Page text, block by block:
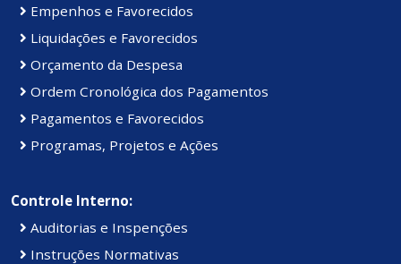
Empenhos e Favorecidos
Liquidações e Favorecidos
Orçamento da Despesa
Ordem Cronológica dos Pagamentos
Pagamentos e Favorecidos
Programas, Projetos e Ações
Controle Interno:
Auditorias e Inspenções
Instruções Normativas